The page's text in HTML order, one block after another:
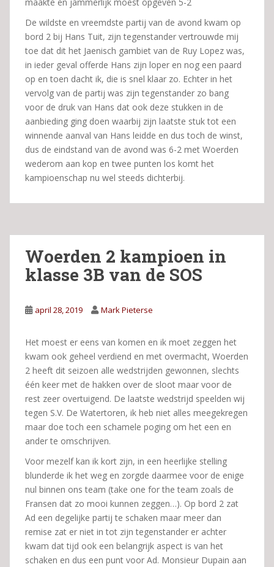
De wildste en vreemdste partij van de avond kwam op
bord 2 bij Hans Tuit, zijn tegenstander vertrouwde mij
toe dat dit het Jaenisch gambiet van de Ruy Lopez was,
in ieder geval offerde Hans zijn loper en nog een paard
op en toen dacht ik, die is snel klaar zo. Echter in het
vervolg van de partij was zijn tegenstander zo bang
voor de druk van Hans dat ook deze stukken in de
aanbieding ging doen waarbij zijn laatste stuk tot een
winnende aanval van Hans leidde en dus toch de winst,
dus de eindstand van de avond was 6-2 met Woerden
wederom aan kop en twee punten los komt het
kampioenschap nu wel steeds dichterbij.
Woerden 2 kampioen in
klasse 3B van de SOS
april 28, 2019 Mark Pieterse
Het moest er eens van komen en ik moet zeggen het
kwam ook geheel verdiend en met overmacht, Woerden
2 heeft dit seizoen alle wedstrijden gewonnen, slechts
één keer met de hakken over de sloot maar voor de
rest zeer overtuigend. De laatste wedstrijd speelden wij
tegen S.V. De Watertoren, ik heb niet alles meegekregen
maar doe toch een schamele poging om het een en
ander te omschrijven.
Voor mezelf kan ik kort zijn, in een heerlijke stelling
blunderde ik het weg en zorgde daarmee voor de enige
nul binnen ons team (take one for the team zoals de
Fransen dat zo mooi kunnen zeggen…). Op bord 2 zat
Ad een degelijke partij te schaken maar meer dan
remise zat er niet in tot zijn tegenstander er achter
kwam dat tijd ook een belangrijk aspect is van het
schaken en dus een punt voor Ad. Monsieur Dupain aan